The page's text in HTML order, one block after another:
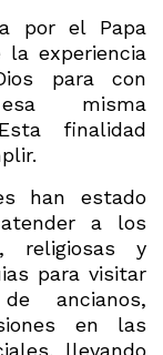
por el Papa
experiencia
para con
misma
finalidad
han estado
a los
religiosas y
para visitar
ancianos,
en las
llevando